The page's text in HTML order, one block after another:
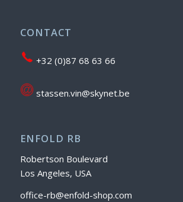
CONTACT
+32 (0)87 68 63 66
stassen.vin@skynet.be
ENFOLD RB
Robertson Boulevard
Los Angeles, USA
office-rb@enfold-shop.com